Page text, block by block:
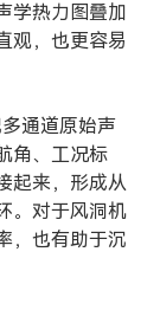
学热力图叠加
观，也更容易
通道原始声
角、工况标
起来，形成从
。对于风洞机
，也有助于沉